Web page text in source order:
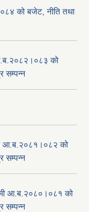
को बजेट, नीति तथा
को
सम्पन्न
आ.ब.२०८१।०८२ को
सम्पन्न
आ.ब.२०८०।०८१ को
सम्पन्न